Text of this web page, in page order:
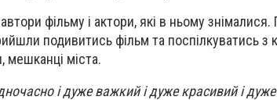
фільму і актори, які в ньому знімалися.
подивитись фільм та поспілкуватись
мешканці міста.
і дуже важкий і дуже красивий і